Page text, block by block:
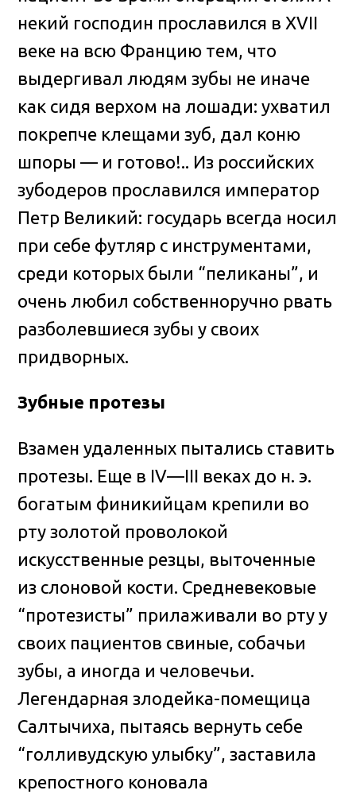
некий господин прославился в XVII
веке на всю Францию тем, что
выдергивал людям зубы не иначе
как сидя верхом на лошади: ухватил
покрепче клещами зуб, дал коню
шпоры — и готово!.. Из российских
зубодеров прославился император
Петр Великий: государь всегда носил
при себе футляр с инструментами,
среди которых были “пеликаны”, и
очень любил собственноручно рвать
разболевшиеся зубы у своих
придворных.
Зубные протезы
Взамен удаленных пытались ставить
протезы. Еще в IV—III веках до н. э.
богатым финикийцам крепили во
рту золотой проволокой
искусственные резцы, выточенные
из слоновой кости. Средневековые
“протезисты” прилаживали во рту у
своих пациентов свиные, собачьи
зубы, а иногда и человечьи.
Легендарная злодейка-помещица
Салтычиха, пытаясь вернуть себе
“голливудскую улыбку”, заставила
крепостного коновала